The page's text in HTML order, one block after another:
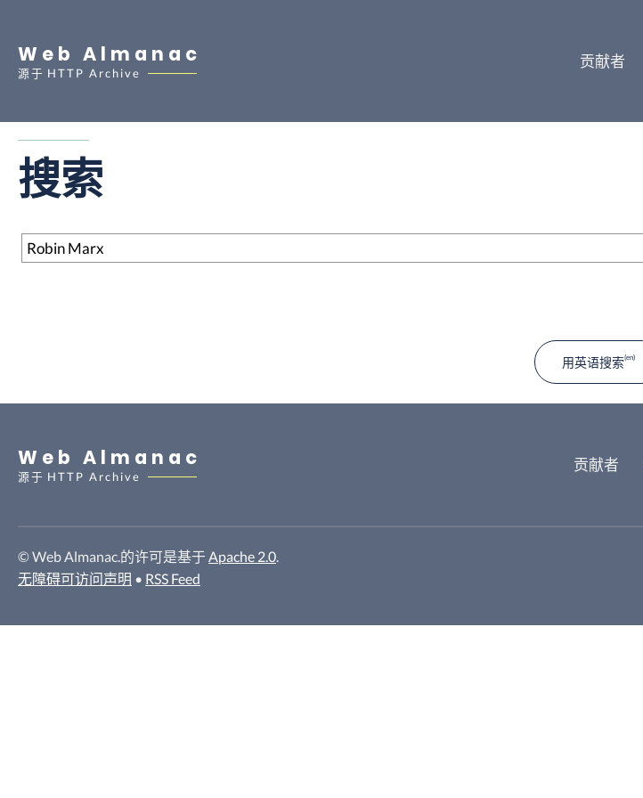
Web Almanac
源于 HTTP Archive
贡献者
搜索
搜索
用英语搜索
Web Almanac
源于 HTTP Archive
贡献者
© Web Almanac.的许可是基于 Apache 2.0.
无障碍可访问声明 • RSS Feed